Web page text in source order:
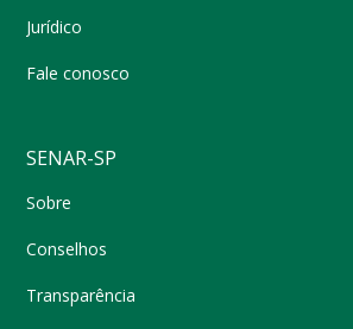
Jurídico
Fale conosco
SENAR-SP
Sobre
Conselhos
Transparência